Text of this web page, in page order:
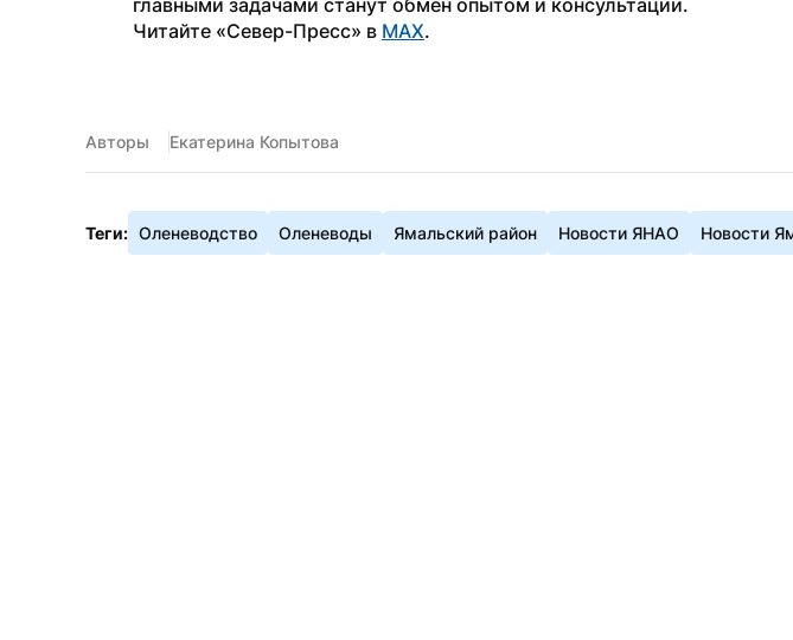
главными задачами станут обмен опытом и консультации.
Читайте «Север-Пресс» в MAX.
Авторы Екатерина Копытова
Теги: Оленеводство Оленеводы Ямальский район Новости ЯНАО Новости